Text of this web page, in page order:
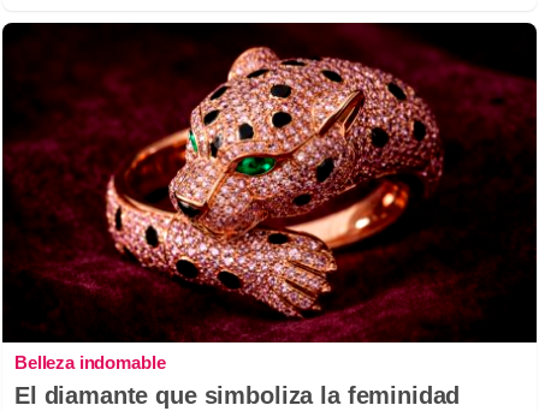
Belleza indomable
El diamante que simboliza la feminidad